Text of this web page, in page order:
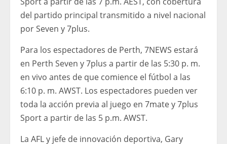
del partido principal transmitido a nivel nacional
por Seven y 7plus.
Para los espectadores de Perth, 7NEWS estará
en Perth Seven y 7plus a partir de las 5:30 p. m.
en vivo antes de que comience el fútbol a las
6:10 p. m. AWST. Los espectadores pueden ver
toda la acción previa al juego en 7mate y 7plus
Sport a partir de las 5 p.m. AWST.
La AFL y jefe de innovación deportiva, Gary